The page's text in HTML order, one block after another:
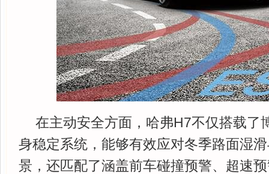
在主动安全方面，哈弗H7不仅搭载了
身稳定系统，能够有效应对冬季路面湿
景，还匹配了涵盖前车碰撞预警、超速